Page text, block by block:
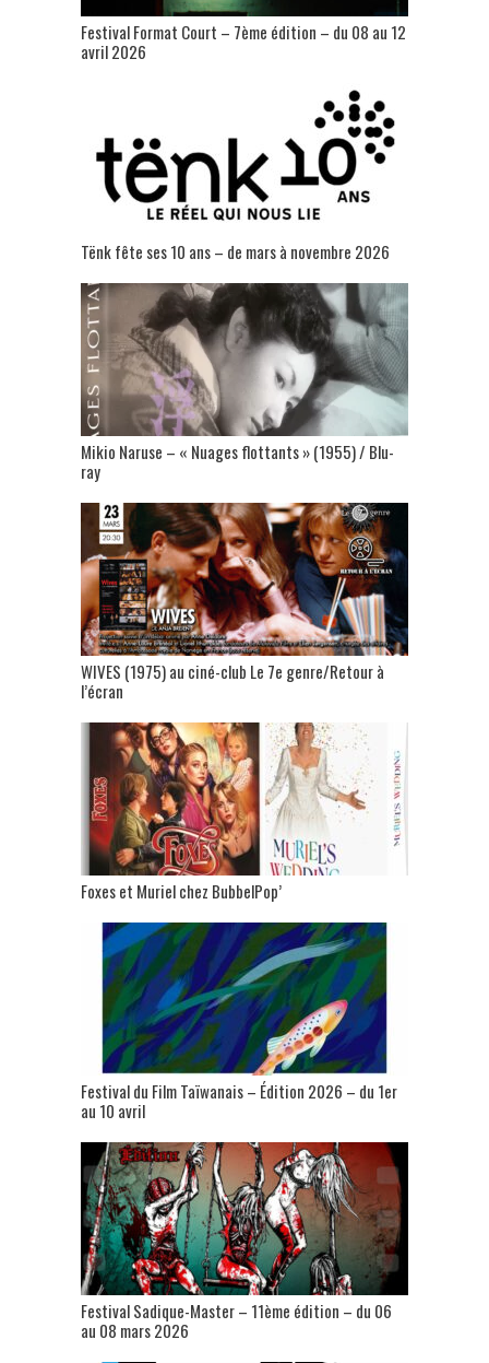
Festival Format Court – 7ème édition – du 08 au 12
avril 2026
Tënk fête ses 10 ans – de mars à novembre 2026
Mikio Naruse – « Nuages flottants » (1955) / Blu-
ray
WIVES (1975) au ciné-club Le 7e genre/Retour à
l’écran
Foxes et Muriel chez BubbelPop’
Festival du Film Taïwanais – Édition 2026 – du 1er
au 10 avril
Festival Sadique-Master – 11ème édition – du 06
au 08 mars 2026